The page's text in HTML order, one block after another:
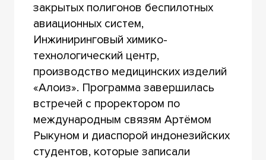
закрытых полигонов беспилотных
авиационных систем,
Инжиниринговый химико-
технологический центр,
производство медицинских изделий
«Алоиз». Программа завершилась
встречей с проректором по
международным связям Артёмом
Рыкуном и диаспорой индонезийских
студентов, которые записали